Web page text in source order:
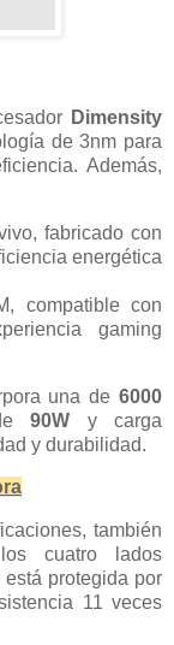
Dimensity
de 3nm para
Además,
fabricado con
energética
compatible con
gaming
una de 6000
de90W y carga
y durabilidad.
también
cuatro lados
protegida por
11 veces